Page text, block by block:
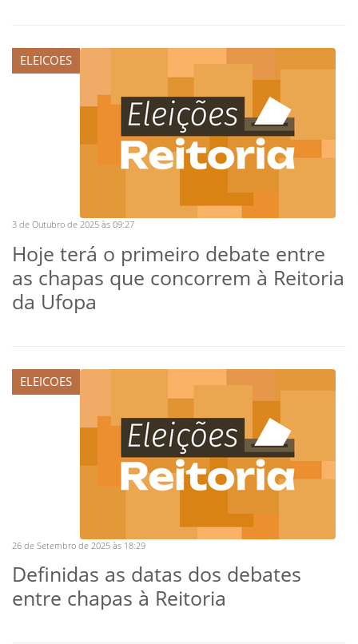
ELEICOES
3 de Outubro de 2025 às 09:27
Hoje terá o primeiro debate entre
as chapas que concorrem à Reitoria
da Ufopa
ELEICOES
26 de Setembro de 2025 às 18:29
Definidas as datas dos debates
entre chapas à Reitoria